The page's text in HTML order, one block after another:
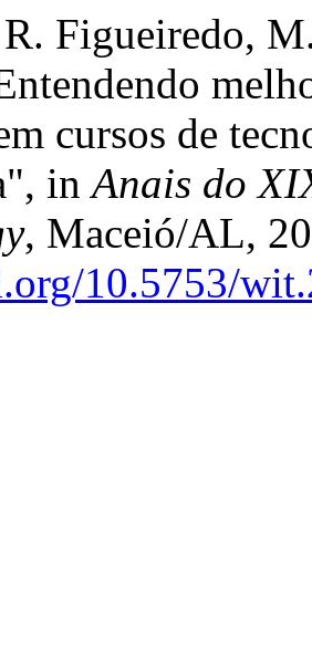
Figueiredo,
cursos de
inAnais do
, Maceió/AL,
10.5753/